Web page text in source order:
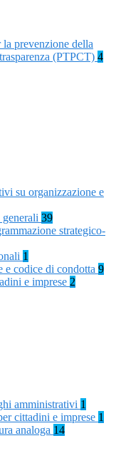
prevenzione della
(PTPCT) 4
su organizzazione e
39
strategico-
1
e codice di condotta 9
e imprese 2
amministrativi 1
cittadini e imprese 1
analoga 14